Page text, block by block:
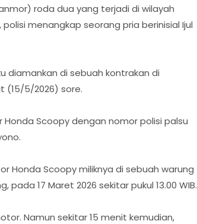
roda dua yang terjadi di wilayah
menangkap seorang pria berinisial Ijul
diamankan di sebuah kontrakan di
(15/5/2026) sore.
Scoopy dengan nomor polisi palsu
Honda Scoopy miliknya di sebuah warung
17 Maret 2026 sekitar pukul 13.00 WIB.
Namun sekitar 15 menit kemudian,